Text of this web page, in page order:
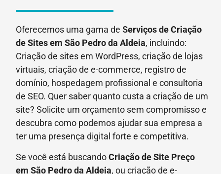
Oferecemos uma gama de Serviços de Criação
de Sites em São Pedro da Aldeia, incluindo:
Criação de sites em WordPress, criação de lojas
virtuais, criação de e-commerce, registro de
domínio, hospedagem profissional e consultoria
de SEO. Quer saber quanto custa a criação de um
site? Solicite um orçamento sem compromisso e
descubra como podemos ajudar sua empresa a
ter uma presença digital forte e competitiva.
Se você está buscandoCriação de Site Preço
em São Pedro da Aldeia, ou criação de e-